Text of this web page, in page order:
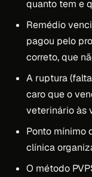
quanto tem e
Remédio
pagou pelo
correto, que
A ruptura
caro que o
veterinário às
Ponto mínimo
clínica
O método